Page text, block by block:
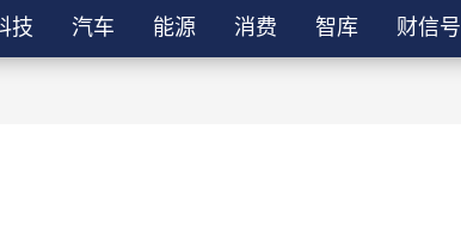
技 汽车 能源 消费 智库 财信号